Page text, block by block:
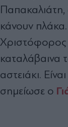
Παπακαλιάτη,
κάνουν
Χριστόφορος
καταλάβαινα
αστειάκι.
σημείωσε ο